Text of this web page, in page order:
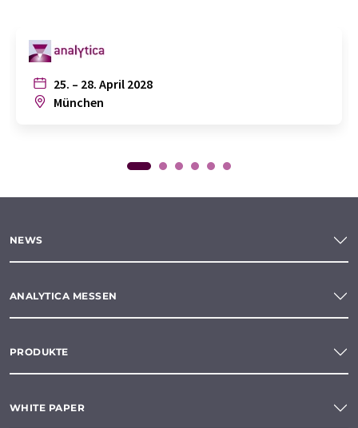
25. – 28. April 2028
München
NEWS
ANALYTICA MESSEN
PRODUKTE
WHITE PAPER